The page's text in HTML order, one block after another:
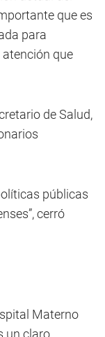
que es
para
que
de Salud,
públicas
cerró
Materno
un claro